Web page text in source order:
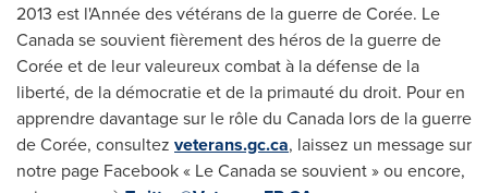
2013 est l'Année des vétérans de la guerre de Corée. Le
Canadase souvient fièrement des héros de la guerre de
Corée et de leur valeureux combat à la défense de la
liberté, de la démocratie et de la primauté du droit. Pour en
apprendre davantage sur le rôle du Canada lors de la guerre
de Corée, consultez veterans.gc.ca, laissez un message sur
notre page Facebook « LeCanadase souvient » ou encore,